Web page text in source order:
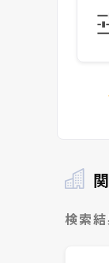
検索結